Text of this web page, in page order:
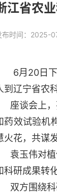
江省农
布时间：2025-
6月20日下
到辽宁省农
座谈会上，
药效试验机
火花，共谋
袁玉伟对植
科研成果转
双方围绕科